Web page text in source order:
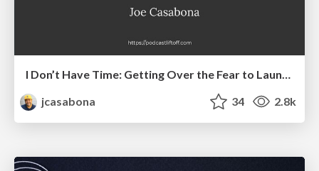
I Don’t Have Time: Getting Over the Fear to Launch Your Podcast
jcasabona
34 2.8k